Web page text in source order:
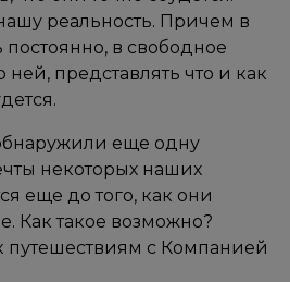
реальность. Причем в
в свободное
представлять что и как
еще одну
некоторых наших
еще до того, как они
Как такое возможно?
путешествиям с Компанией